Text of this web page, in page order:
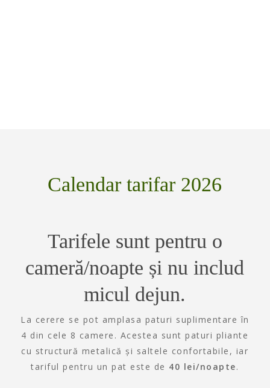
Calendar tarifar 2026
Tarifele sunt pentru o
cameră/noapte și nu includ
micul dejun.
La cerere se pot amplasa paturi suplimentare în
4 din cele 8 camere. Acestea sunt paturi pliante
cu structură metalică și saltele confortabile, iar
tariful pentru un pat este de 40 lei/noapte.